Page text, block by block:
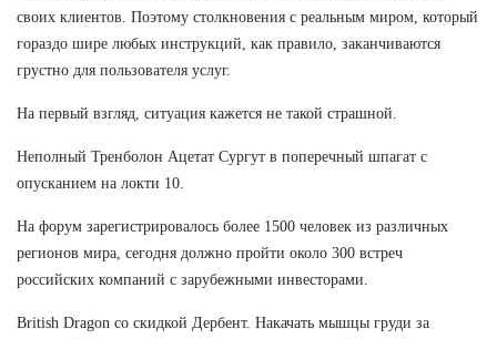
своих клиентов. Поэтому столкновения с реальным миром, который
гораздо шире любых инструкций, как правило, заканчиваются
грустно для пользователя услуг.
На первый взгляд, ситуация кажется не такой страшной.
Неполный Тренболон Ацетат Сургут в поперечный шпагат с
опусканием на локти 10.
На форум зарегистрировалось более 1500 человек из различных
регионов мира, сегодня должно пройти около 300 встреч
российских компаний с зарубежными инвесторами.
British Dragon со скидкой Дербент. Накачать мышцы груди за